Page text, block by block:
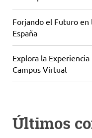
Forjando el Futuro en
España
Explora la Experiencia
Campus Virtual
Últimos